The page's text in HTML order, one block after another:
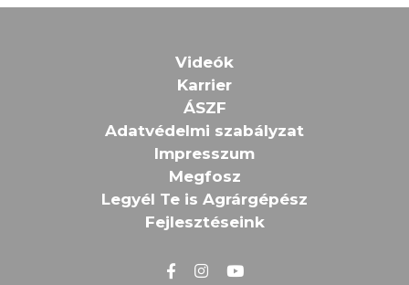
Videók
Karrier
ÁSZF
Adatvédelmi szabályzat
Impresszum
Megfosz
Legyél Te is Agrárgépész
Fejlesztéseink